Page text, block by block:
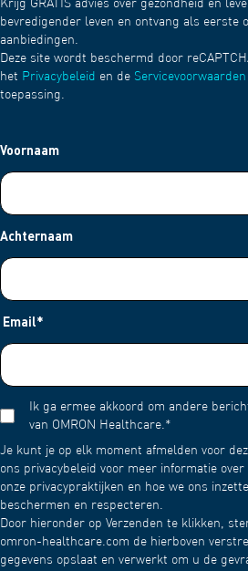
Krijg GRATIS advies over gezondheid en
bevredigender leven en ontvang als eerste
aanbiedingen.
Deze site wordt beschermd door
het Privacybeleid en de Servicevoorwaarden
toepassing.
Voornaam
Achternaam
Email*
Ik ga ermee akkoord om andere
van OMRON Healthcare. *
Je kunt je op elk moment afmelden voor
ons privacybeleid voor meer informatie over
onze privacypraktijken en hoe we ons
beschermen en respecteren.
Door hieronder op Verzenden te klikken,
omron-healthcare.com de hierboven
gegevens opslaat en verwerkt om u de